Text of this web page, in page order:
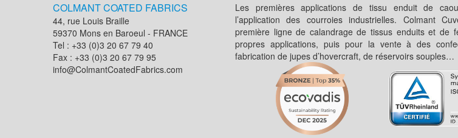
COLMANT COATED FABRICS
44, rue Louis Braille
59370 Mons en Baroeul - FRANCE
Tel : +33 (0)3 20 67 79 40
Fax : +33 (0)3 20 67 79 95
info@ColmantCoatedFabrics.com
Les premières applications de tissu enduit de
l’application des courroies industrielles. Colmant
première ligne de calandrage de tissus enduits et de
propres applications, puis pour la vente à des
fabrication de jupes d’hovercraft, de réservoirs souples…